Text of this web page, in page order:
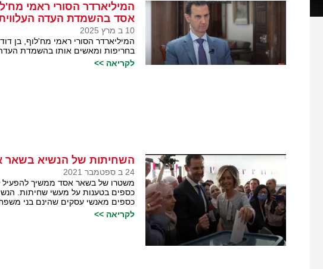
המיליארדר הסורי ראמי
אסד בהשמדת העדה
10 ב מרץ 2025
המיליארדר הסורי ראמי מח'לוף, בן
בחריפות ומאשים אותו בהשמדת העדה
לקריאה >>
השחיתות של הנשיא בשאר
24 ב ספטמבר 2021
משטרו של בשאר אסד ממשיך להפעיל
כספים בטענות על מעשי שחיתות.
כספים מאנשי עסקים שהינם בני
לקריאה >>